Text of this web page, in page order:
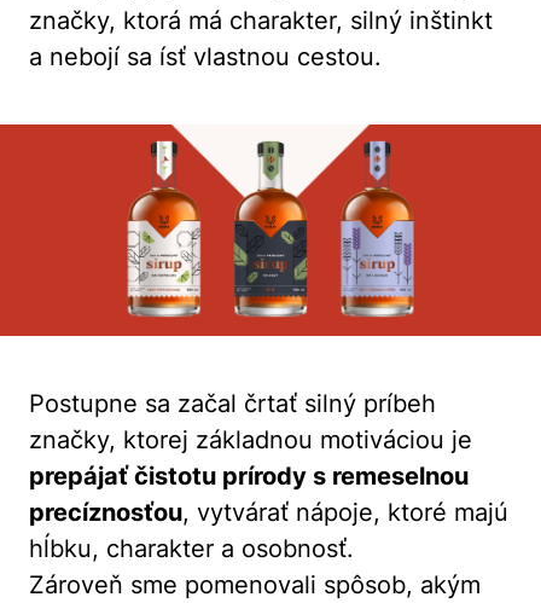
značky, ktorá má charakter, silný inštinkt
a nebojí sa ísť vlastnou cestou.
Postupne sa začal črtať silný príbeh
značky, ktorej základnou motiváciou je
prepájať čistotu prírody s remeselnou
precíznosťou, vytvárať nápoje, ktoré majú
hĺbku, charakter a osobnosť.
Zároveň sme pomenovali spôsob, akým